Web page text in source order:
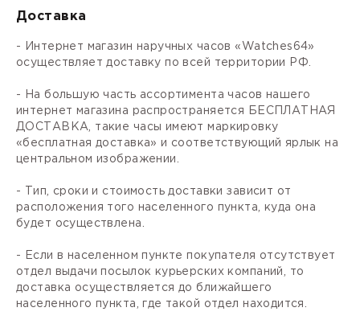
Доставка
- Интернет магазин наручных часов «Watches64»
осуществляет доставку по всей территории РФ.
- На большую часть ассортимента часов нашего
интернет магазина распространяется БЕСПЛАТНАЯ
ДОСТАВКА, такие часы имеют маркировку
«бесплатная доставка» и соответствующий ярлык на
центральном изображении.
- Тип, сроки и стоимость доставки зависит от
расположения того населенного пункта, куда она
будет осуществлена.
- Если в населенном пункте покупателя отсутствует
отдел выдачи посылок курьерских компаний, то
доставка осуществляется до ближайшего
населенного пункта, где такой отдел находится.